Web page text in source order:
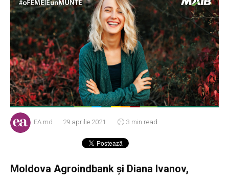
EA.md 29 aprilie 2021 3 min read
Moldova Agroindbank și Diana Ivanov,